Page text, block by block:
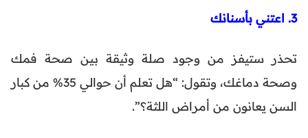
3. اعتني بأسنانك
تحذر ستيفز من وجود صلة وثيقة بين صحة فمك
وصحة دماغك، وتقول: “هل تعلم أن حوالي 35% من كبار
السن يعانون من أمراض اللثة؟”.